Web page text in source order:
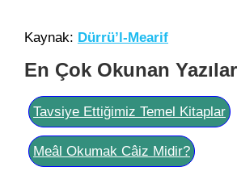
Kaynak: Dürrü’l-Mearif
En Çok Okunan Yazılar
Tavsiye Ettiğimiz Temel Kitaplar
Meâl Okumak Câiz Midir?